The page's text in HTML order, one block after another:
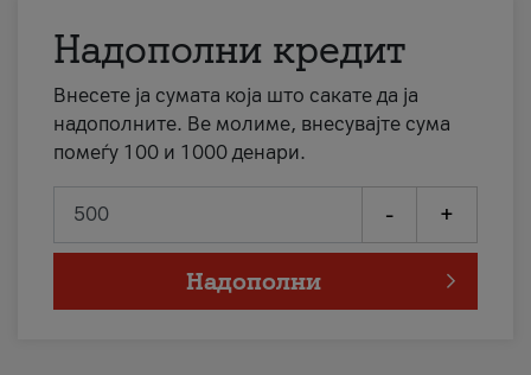
Надополни кредит
Внесете ја сумата која што сакате да ја
надополните. Ве молиме, внесувајте сума
помеѓу 100 и 1000 денари.
- +
Надополни